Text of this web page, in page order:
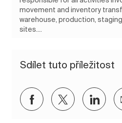
movement and inventory
warehouse, production,
sites....
Sdílet tuto příležitost
Sdílet přesSdílet přes